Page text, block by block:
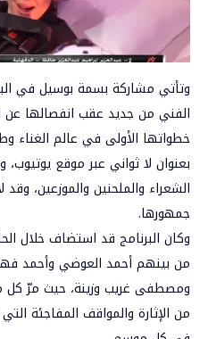
وتأتي مشاركة بسمة بوسيل في
الفني من جديد عقب انفصالها عن
خطواتها الأولى في عالم الغناء
بعنوان لا ثواني عبر موقع
الشعراء والملحنين والموزعين،
جمهورها.
وكان البرنامج قد استضاف خلال
من بينهم أحمد العوضي وأحمد
ومصطفى غريب وزينة، حيث مرّ كل
من الإثارة والمواقف المفاجئة